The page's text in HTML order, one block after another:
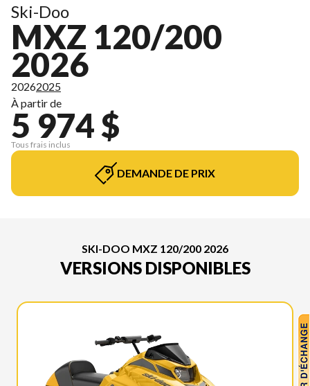
Ski-Doo
MXZ 120/200
2026
20262025
À partir de
5 974 $
Tous frais inclus
DEMANDE DE PRIX
SKI-DOO MXZ 120/200 2026
VERSIONS DISPONIBLES